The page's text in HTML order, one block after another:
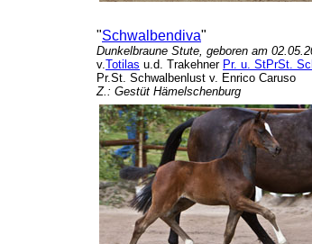
"Schwalbendiva"
Dunkelbraune Stute, geboren am
v.Totilas u.d. Trakehner Pr. u. StPrSt.
Pr.St. Schwalbenlust v. Enrico Caruso
Z.: Gestüt Hämelschenburg